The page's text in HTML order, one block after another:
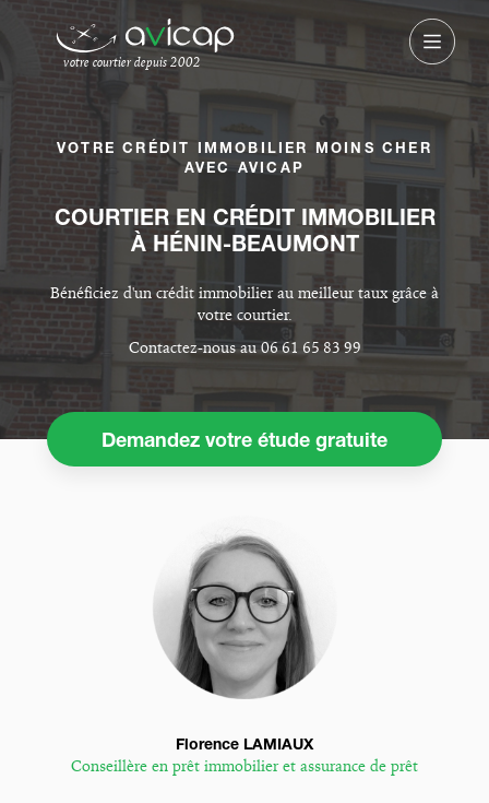
votre courtier depuis 2002
VOTRE CRÉDIT IMMOBILIER MOINS CHER
AVEC AVICAP
COURTIER EN CRÉDIT IMMOBILIER
À HÉNIN-BEAUMONT
Bénéficiez d'un crédit immobilier au meilleur taux grâce à
votre courtier.
Contactez-nous au 06 61 65 83 99
Demandez votre étude gratuite
Florence LAMIAUX
Conseillère en prêt immobilier et assurance de prêt